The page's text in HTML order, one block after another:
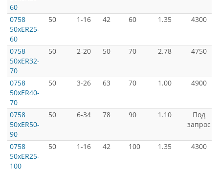
60
0758
50xER25-
60
50 1-16 42 60 1.35 4300
0758
50xER32-
70
50 2-20 50 70 2.78 4750
0758
50xER40-
70
50 3-26 63 70 1.00 4900
0758
50xER50-
90
50 6-34 78 90 1.10
Под
запрос
0758
50xER25-
100
50 1-16 42 100 1.35 4300